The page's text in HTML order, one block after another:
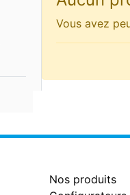
Vous avez
Nos produits